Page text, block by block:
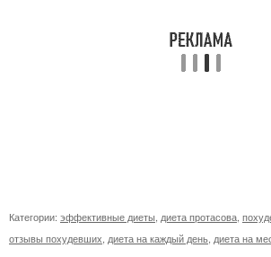
Категории: эффективные диеты диета протасова
отзывы похудевших диета на каждый день диета на